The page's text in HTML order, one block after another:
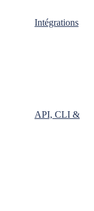
Intégrations
API, CLI &